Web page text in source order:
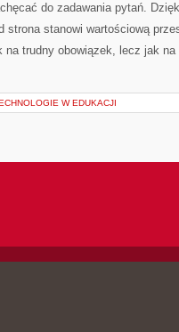
do zadawania pytań.
strona stanowi wartościową
trudny obowiązek, lecz jak
W EDUKACJI